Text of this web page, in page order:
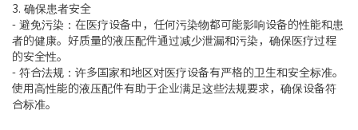
3. 确保患者安全
- 避免污染：在医疗设备中，任何污染物都可能影响设备的性能和患
者的健康。好质量的液压配件通过减少泄漏和污染，确保医疗过程
的安全性。
- 符合法规：许多国家和地区对医疗设备有严格的卫生和安全标准。
使用高性能的液压配件有助于企业满足这些法规要求，确保设备符
合标准。